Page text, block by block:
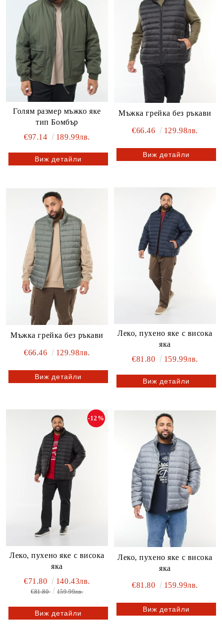
Голям размер мъжко яке
тип Бомбър
€97.14
189.99лв.
Виж детайли
Мъжка грейка без ръкави
€66.46 129.98лв.
Виж детайли
Мъжка грейка без ръкави
€66.46 129.98лв.
Виж детайли
Леко, пухено яке с висока
яка
€81.80
159.99лв.
Виж детайли
Леко, пухено яке с висока
яка
-12%
€71.80 140.43лв.
€81.80 159.99лв.
Виж детайли
Леко, пухено яке с висока
яка
€81.80
159.99лв.
Виж детайли